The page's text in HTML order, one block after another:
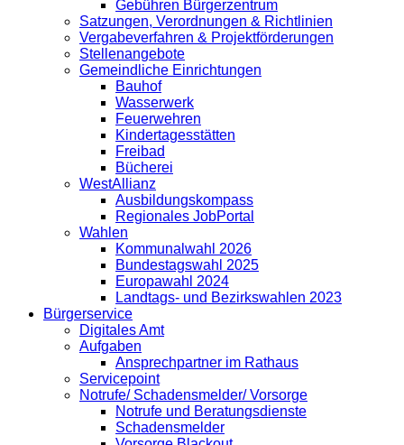
Gebühren Bürgerzentrum
Satzungen, Verordnungen & Richtlinien
Vergabeverfahren & Projektförderungen
Stellenangebote
Gemeindliche Einrichtungen
Bauhof
Wasserwerk
Feuerwehren
Kindertagesstätten
Freibad
Bücherei
WestAllianz
Ausbildungskompass
Regionales JobPortal
Wahlen
Kommunalwahl 2026
Bundestagswahl 2025
Europawahl 2024
Landtags- und Bezirkswahlen 2023
Bürgerservice
Digitales Amt
Aufgaben
Ansprechpartner im Rathaus
Servicepoint
Notrufe/ Schadensmelder/ Vorsorge
Notrufe und Beratungsdienste
Schadensmelder